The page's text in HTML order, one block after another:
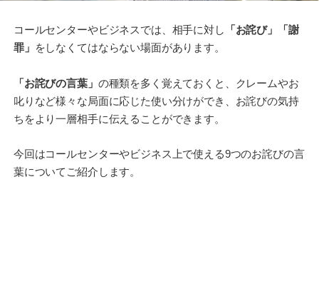
コールセンターやビジネスでは、相手に対し
「お詫び」「謝
罪」 をしなくてはならない場面があります。
「お詫びの言葉」 の種類を多く覚えておくと、クレームやお
叱りなど様々な局面に応じた使い分けができ、お詫びの気持
ちをより一層相手に伝えることができます。
今回はコールセンターやビジネス上で使える9つのお詫びの言
葉についてご紹介します。